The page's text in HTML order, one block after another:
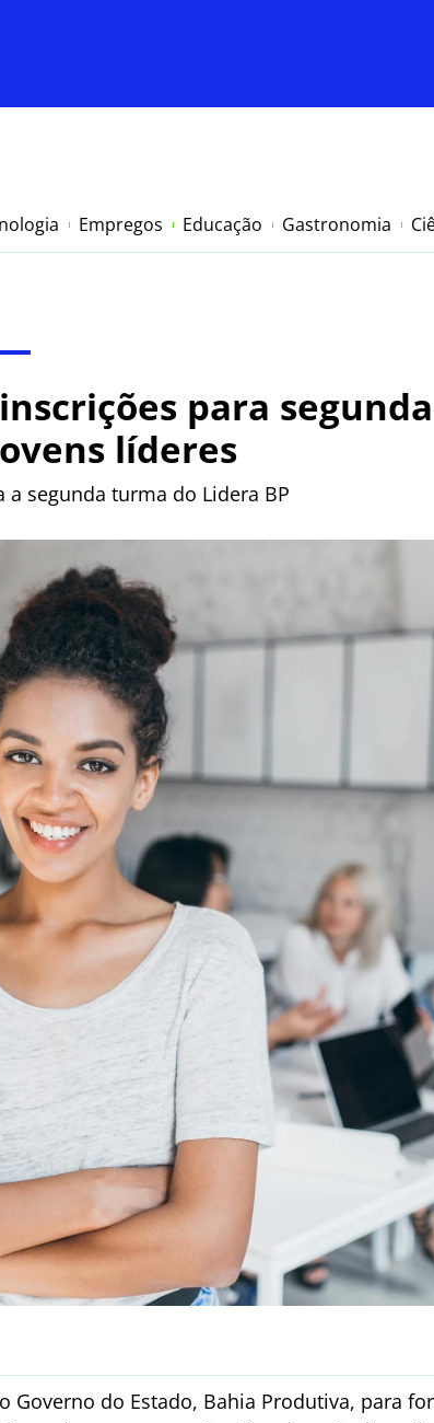
Empregos Educação Gastronomia
inscrições para
líderes
a segunda turma do Lidera BP
Governo do Estado, Bahia Produtiva, para